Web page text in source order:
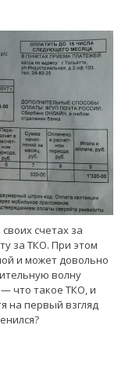
счетах за
за ТКО. При этом
и может довольно
волну
что такое ТКО, и
на первый взгляд